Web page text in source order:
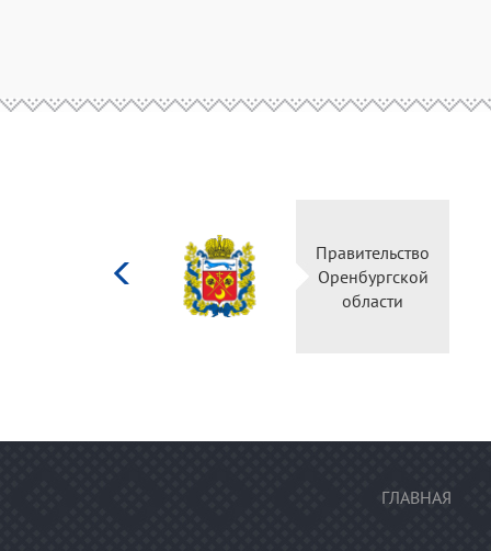
Министерство
культуры
Российской
федерации
ГЛАВНАЯ